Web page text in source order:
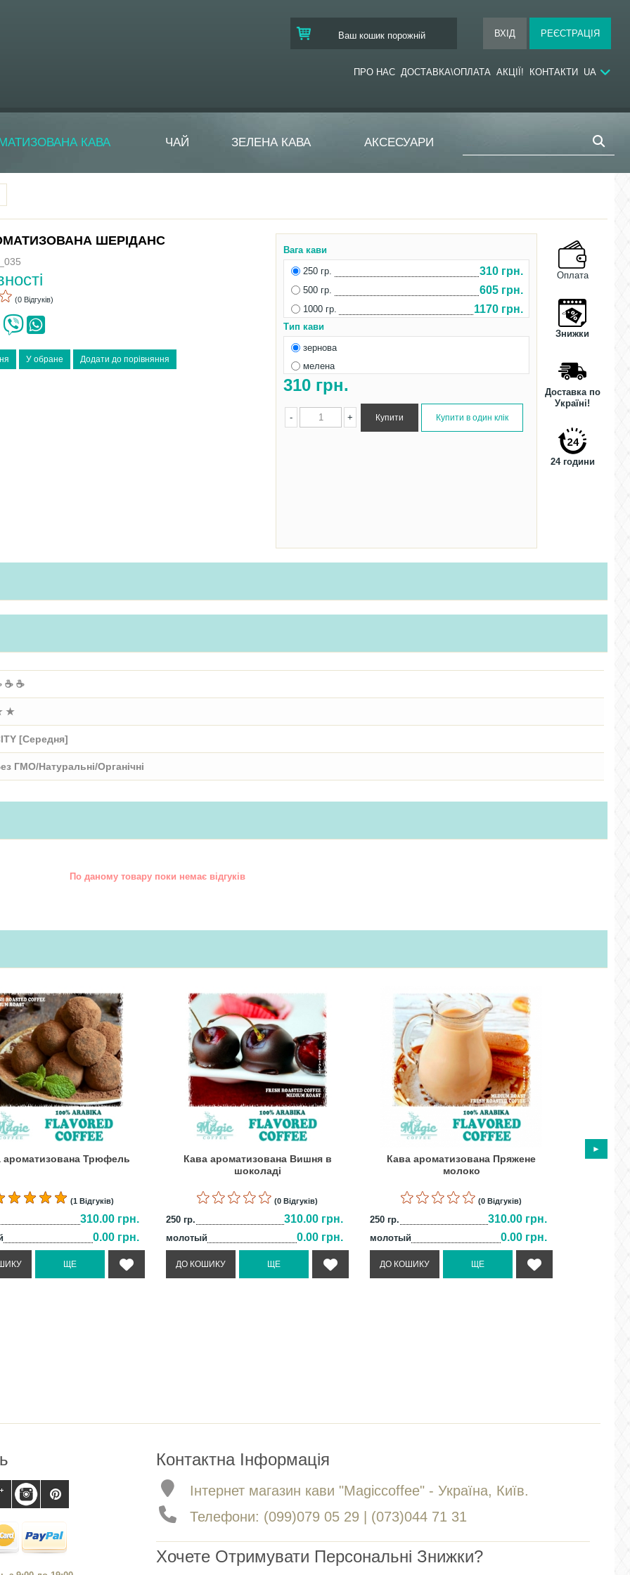
Ваш кошик порожній
ПРО НАС ДОСТАВКА\ОПЛАТА АКЦІЇ! КОНТАКТИ UA
КАВА ЧАЙ ЗЕЛЕНА КАВА АКСЕСУАРИ
ШЕРІДАНС
(0 Відгуків)
Вага кави
250 гр.
310 грн.
500 гр. 605 грн.
1000 гр. 1170 грн.
Тип кави
зернова
мелена
310 грн.
+
-
Оплата
Знижки
Доставка по
Україні!
24 години
☕ ☕
★
[Середня]
ГМО/Натуральні/Органічні
По даному товару поки немає відгуків
ароматизована Трюфель
(1 Відгуків)
310.00 грн.
0.00 грн.
Кава ароматизована Вишня в
шоколаді
(0 Відгуків)
250 гр. 310.00 грн.
молотый 0.00 грн.
Кава ароматизована Пряжене
молоко
(0 Відгуків)
250 гр. 310.00 грн.
молотый 0.00 грн.
Кава
Контактна Інформація
Інтернет магазин кави "Magiccoffee" - Україна, Київ.
Телефони: (099)079 05 29 | (073)044 71 31
Хочете Отримувати Персональні Знижки?